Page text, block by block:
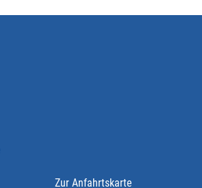
Zur Anfahrtskarte